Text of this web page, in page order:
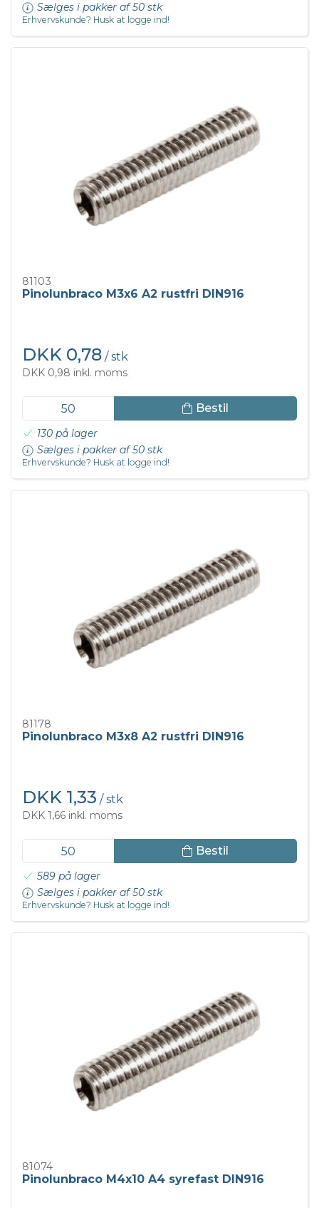
Sælges i pakker af 50 stk
Erhvervskunde? Husk at logge ind!
81103
Pinolunbraco M3x6 A2 rustfri DIN916
DKK 0,78 / stk
DKK 0,98 inkl. moms
Bestil
130 på lager
Sælges i pakker af 50 stk
Erhvervskunde? Husk at logge ind!
81178
Pinolunbraco M3x8 A2 rustfri DIN916
DKK 1,33 / stk
DKK 1,66 inkl. moms
Bestil
589 på lager
Sælges i pakker af 50 stk
Erhvervskunde? Husk at logge ind!
81074
Pinolunbraco M4x10 A4 syrefast DIN916